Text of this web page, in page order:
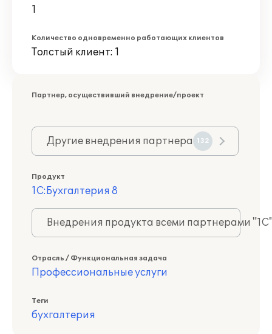
1
Количество одновременно работающих клиентов
Толстый клиент: 1
Партнер, осуществивший внедрение/проект
Другие внедрения партнера 132
Продукт
1С:Бухгалтерия 8
Внедрения продукта всеми партнерами
Отрасль / Функциональная задача
Профессиональные услуги
Теги
бухгалтерия